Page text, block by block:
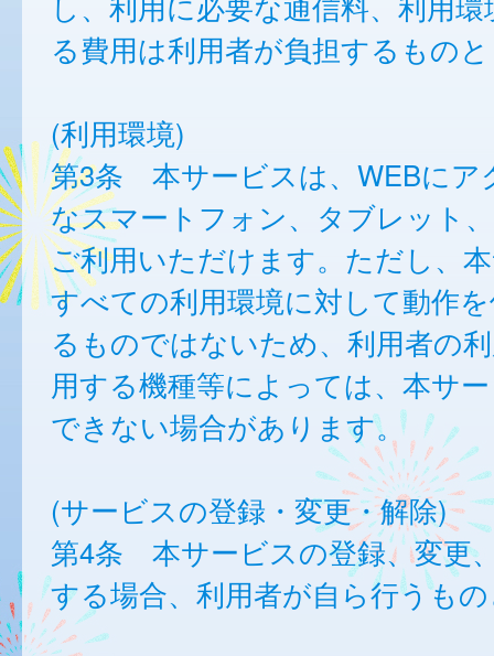
る費用は利用者が負担するもの
(利用環境)
第3条 本サービスは、WEBにア
なスマートフォン、タブレット
ご利用いただけます。ただし、
すべての利用環境に対して動作
るものではないため、利用者の
用する機種等によっては、本サ
できない場合があります。
(サービスの登録・変更・解除)
第4条 本サービスの登録、変更
する場合、利用者が自ら行うも